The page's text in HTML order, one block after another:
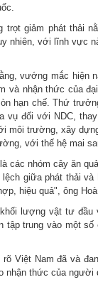
trọt giảm phát thải
nhiên, với lĩnh vực
vướng mắc hiện
và nhận thức của
hạn chế. Thứ
vụ đối với NDC,
môi trường, xây
với thế hệ mai
các nhóm cây ăn
giữa phát thải
hiệu quả", ông
lượng vật tư đầu
trung vào một
Việt Nam đã và
nhận thức của người